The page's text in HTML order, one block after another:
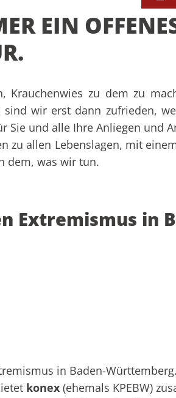
EIN
Krauchenwies zu dem zu
wir erst dann zufrieden,
und alle Ihre Anliegen und
zu allen Lebenslagen, mit
dem, was wir tun.
Extremismus in
in Baden-
konex (ehemals KPEBW)